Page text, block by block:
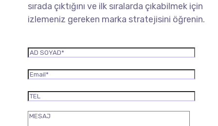
sırada çıktığını ve ilk sıralarda çıkabilmek için
izlemeniz gereken marka stratejisini öğrenin.